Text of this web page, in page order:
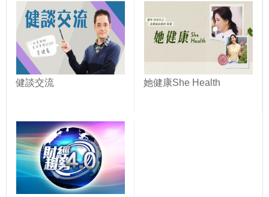
健談交流 她健康She Health